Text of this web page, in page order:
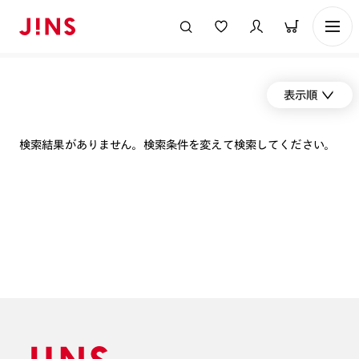
表示順
検索結果がありません。検索条件を変えて検索してください。